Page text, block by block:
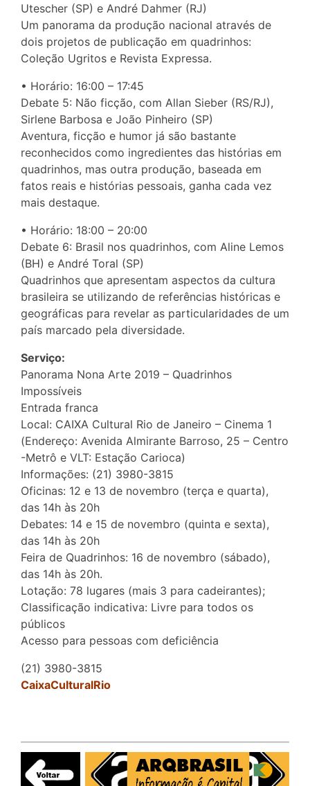
Utescher (SP) e André Dahmer (RJ)
Um panorama da produção nacional através de
dois projetos de publicação em quadrinhos:
Coleção Ugritos e Revista Expressa.
• Horário: 16:00 – 17:45
Debate 5: Não ficção, com Allan Sieber (RS/RJ),
Sirlene Barbosa e João Pinheiro (SP)
Aventura, ficção e humor já são bastante
reconhecidos como ingredientes das histórias em
quadrinhos, mas outra produção, baseada em
fatos reais e histórias pessoais, ganha cada vez
mais destaque.
• Horário: 18:00 – 20:00
Debate 6: Brasil nos quadrinhos, com Aline Lemos
(BH) e André Toral (SP)
Quadrinhos que apresentam aspectos da cultura
brasileira se utilizando de referências históricas e
geográficas para revelar as particularidades de um
país marcado pela diversidade.
Serviço:
Panorama Nona Arte 2019 – Quadrinhos
Impossíveis
Entrada franca
Local: CAIXA Cultural Rio de Janeiro – Cinema 1
(Endereço: Avenida Almirante Barroso, 25 – Centro
-Metrô e VLT: Estação Carioca)
Informações: (21) 3980-3815
Oficinas: 12 e 13 de novembro (terça e quarta),
das 14h às 20h
Debates: 14 e 15 de novembro (quinta e sexta),
das 14h às 20h
Feira de Quadrinhos: 16 de novembro (sábado),
das 14h às 20h.
Lotação: 78 lugares (mais 3 para cadeirantes);
Classificação indicativa: Livre para todos os
públicos
Acesso para pessoas com deficiência
(21) 3980-3815
CaixaCulturalRio